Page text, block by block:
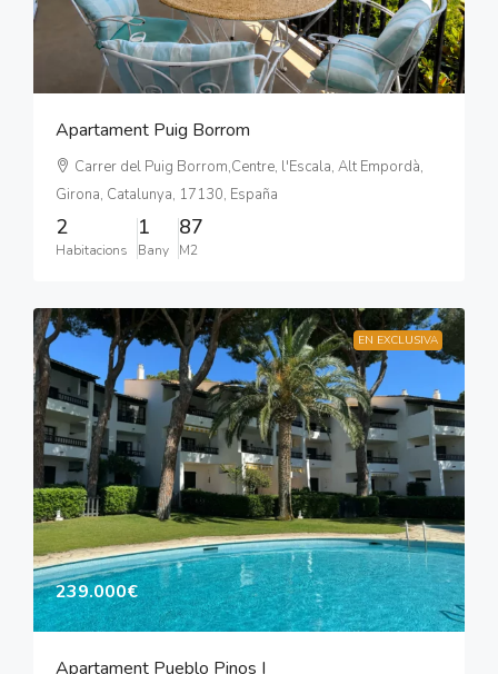
Apartament Puig Borrom
Carrer del Puig Borrom,Centre, l'Escala, Alt Empordà,
Girona, Catalunya, 17130, España
2
Habitacions
1
Bany
87
M2
EN EXCLUSIVA
239.000€
Apartament Pueblo Pinos I